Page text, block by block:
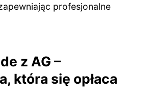
profesjonalne
z AG –
która się opłaca